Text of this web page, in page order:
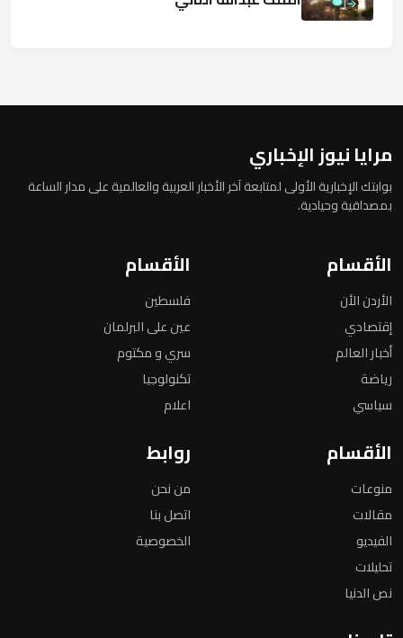
مرايا نيوز الإخباري
بوابتك الإخبارية الأولى لمتابعة آخر الأخبار العربية والعالمية على مدار الساعة
بمصداقية وحيادية.
الأقسام
الأردن الأن
إقتصادي
أخبار العالم
رياضة
سياسي
الأقسام
فلسطين
عين على البرلمان
سري و مكتوم
تكنولوجيا
اعلام
الأقسام
منوعات
مقالات
الفيديو
تحليلات
نص الدنيا
روابط
من نحن
اتصل بنا
الخصوصية